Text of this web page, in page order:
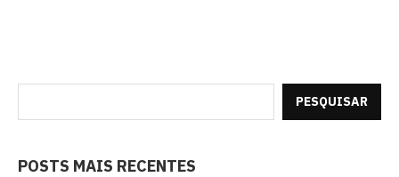
PESQUISAR
POSTS MAIS RECENTES